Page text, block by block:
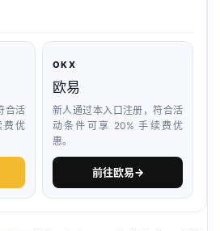
合活
费优
OKX
欧易
新人通过本入口注册，符合活
动条件可享 20% 手续费优
惠。
前往欧易→